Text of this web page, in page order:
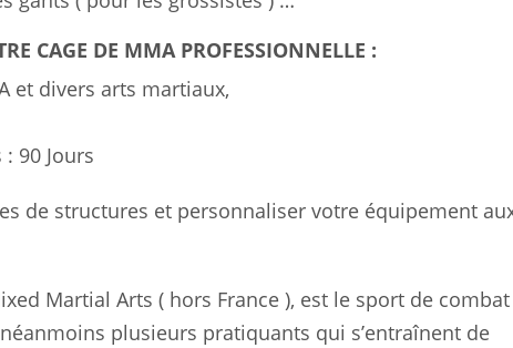
CAGE DE MMA PROFESSIONNELLE :
et divers arts martiaux,
90 Jours
de structures et personnaliser votre équipement
Martial Arts ( hors France ), est le sport de
plusieurs pratiquants qui s’entraînent de